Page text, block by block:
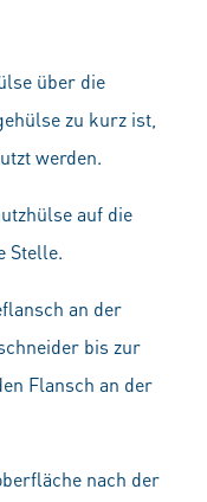
über die
zu kurz ist,
werden.
auf die
Stelle.
an der
bis zur
Flansch an der
nach der